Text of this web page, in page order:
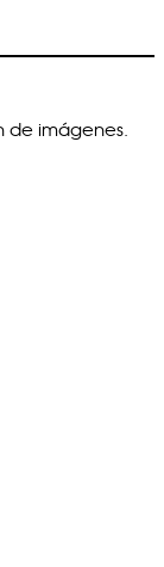
de imágenes.